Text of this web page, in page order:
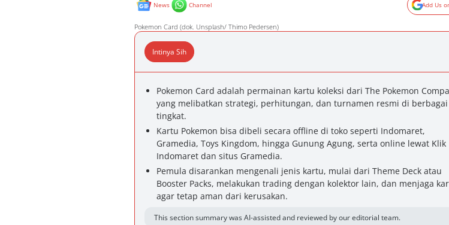
News Channel Add Us
Pokemon Card (dok. Unsplash/ Thimo Pedersen)
Intinya Sih
Pokemon Card adalah permainan kartu koleksi dari The Pokemon
yang melibatkan strategi, perhitungan, dan turnamen resmi di berbagai
tingkat.
Kartu Pokemon bisa dibeli secara offline di toko seperti Indomaret,
Gramedia, Toys Kingdom, hingga Gunung Agung, serta online lewat Klik
Indomaret dan situs Gramedia.
Pemula disarankan mengenali jenis kartu, mulai dari Theme Deck atau
Booster Packs, melakukan trading dengan kolektor lain, dan menjaga
agar tetap aman dari kerusakan.
This section summary was AI-assisted and reviewed by our editorial team.